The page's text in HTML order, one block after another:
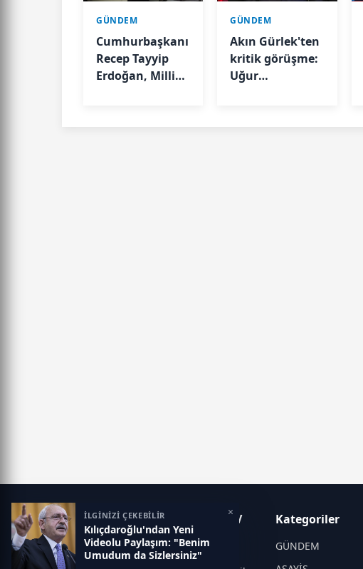
GÜNDEM
Cumhurbaşkanı
Recep Tayyip
Erdoğan, Milli
GÜNDEM
Akın Gürlek'ten
kritik görüşme:
Uğur
İLGİNİZİ ÇEKEBİLİR
Kılıçdaroğlu'ndan Yeni
Videolu Paylaşım: "Benim
Umudum da Sizlersiniz"
×
Tivi6 – Güncel Haberler, Canlı TV
Yayınları ve Son Dakika
Gelişmeleri
Kategoriler
GÜNDEM